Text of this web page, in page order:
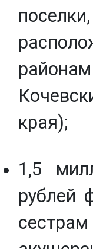
края);
1,5
рублей